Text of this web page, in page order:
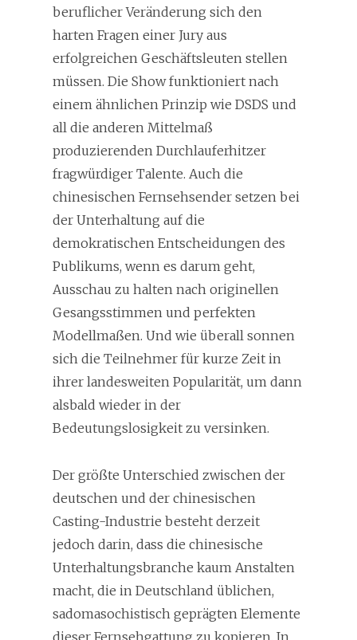
beruflicher Veränderung sich den
harten Fragen einer Jury aus
erfolgreichen Geschäftsleuten stellen
müssen. Die Show funktioniert nach
einem ähnlichen Prinzip wie DSDS und
all die anderen Mittelmaß
produzierenden Durchlauferhitzer
fragwürdiger Talente. Auch die
chinesischen Fernsehsender setzen bei
der Unterhaltung auf die
demokratischen Entscheidungen des
Publikums, wenn es darum geht,
Ausschau zu halten nach originellen
Gesangsstimmen und perfekten
Modellmaßen. Und wie überall sonnen
sich die Teilnehmer für kurze Zeit in
ihrer landesweiten Popularität, um dann
alsbald wieder in der
Bedeutungslosigkeit zu versinken.
Der größte Unterschied zwischen der
deutschen und der chinesischen
Casting-Industrie besteht derzeit
jedoch darin, dass die chinesische
Unterhaltungsbranche kaum Anstalten
macht, die in Deutschland üblichen,
sadomasochistisch geprägten Elemente